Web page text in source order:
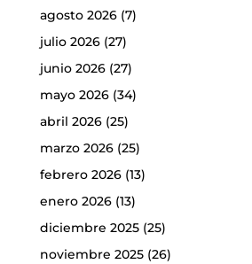
agosto 2026(7)
julio 2026(27)
junio 2026(27)
mayo 2026(34)
abril 2026(25)
marzo 2026(25)
febrero 2026(13)
enero 2026(13)
diciembre 2025(25)
noviembre 2025(26)